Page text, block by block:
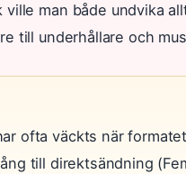
ville man både undvika
till underhållare och
ofta väckts när
till direktsändning